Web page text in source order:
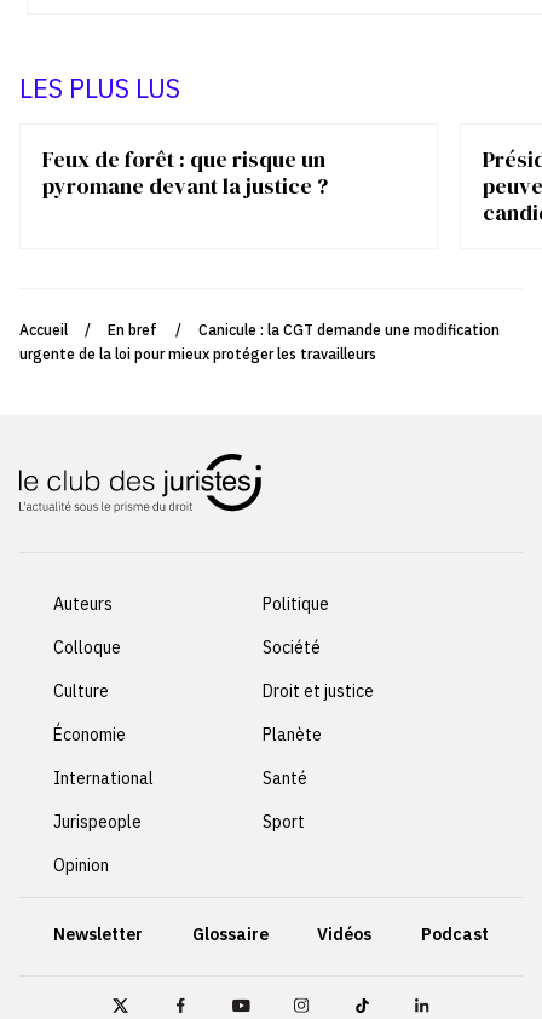
LES PLUS LUS
Feux de forêt : que risque un
pyromane devant la justice ?
Accueil / En bref /
Canicule : la CGT demande une modification
urgente de la loi pour mieux protéger les travailleurs
Auteurs
Colloque
Culture
Économie
International
Jurispeople
Opinion
Politique
Société
Droit et justice
Planète
Santé
Sport
Newsletter Glossaire Vidéos Podcast